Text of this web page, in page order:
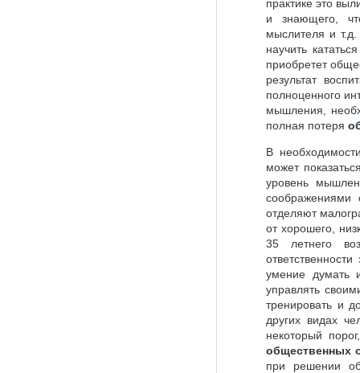
практике это
и знающего,
мыслителя и
научить
приобретет
результат
полноценного
мышления,
полная потеря
В
может
уровень
соображениями
отделяют
от хорошего,
35 летнего
умение думать
управлять
тренировать и
других видах
некоторый
общественных
при решении